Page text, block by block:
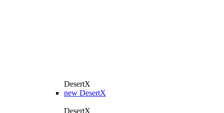
DesertX
new DesertX
DesertX